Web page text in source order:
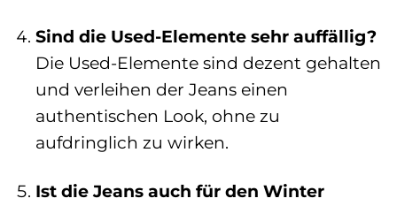
Sind die Used-Elemente sehr auffällig?
Die Used-Elemente sind dezent gehalten
und verleihen der Jeans einen
authentischen Look, ohne zu
aufdringlich zu wirken.
Ist die Jeans auch für den Winter